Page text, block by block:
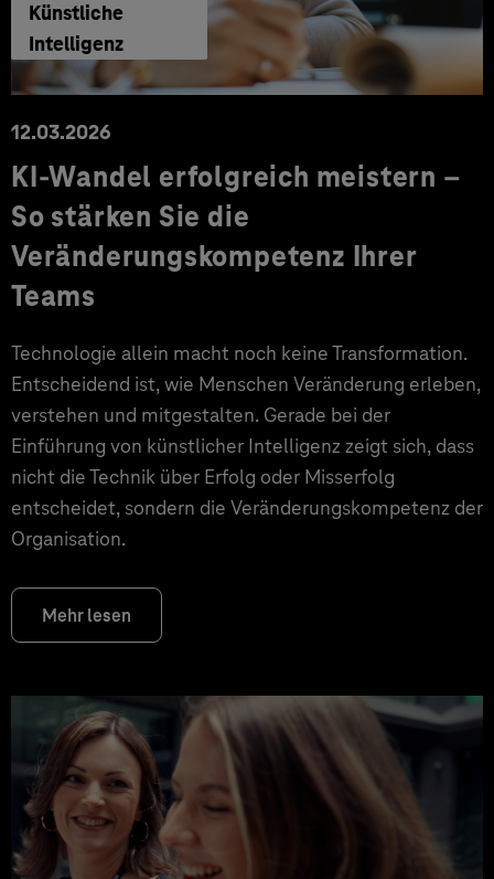
Künstliche
Intelligenz
12.03.2026
KI-Wandel erfolgreich meistern –
So stärken Sie die
Veränderungskompetenz Ihrer
Teams
Technologie allein macht noch keine Transformation.
Entscheidend ist, wie Menschen Veränderung erleben,
verstehen und mitgestalten. Gerade bei der
Einführung von künstlicher Intelligenz zeigt sich, dass
nicht die Technik über Erfolg oder Misserfolg
entscheidet, sondern die Veränderungskompetenz der
Organisation.
Mehr lesen